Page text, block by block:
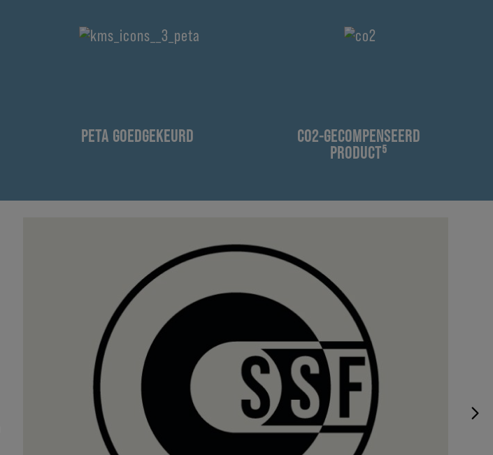
PETA GOEDGEKEURD
CO2-GECOMPENSEERD
PRODUCT⁵